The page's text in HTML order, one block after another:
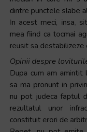
dintre punctele slabe
In acest meci, insa,
mea fiind ca tocmai
reusit sa destabilizeze
Opinii despre
Dupa cum am amintit
sa ma pronunt in
nu pot judeca faptul
rezultatul unor
constituit erori de